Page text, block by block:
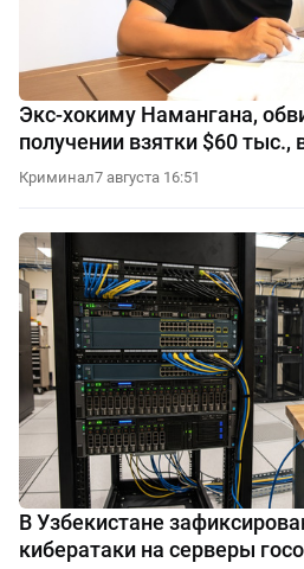
Экс-хокиму Намангана,
получении взятки $60 тыс.,
Криминал7 августа 16:51
В Узбекистане
кибератаки на серверы